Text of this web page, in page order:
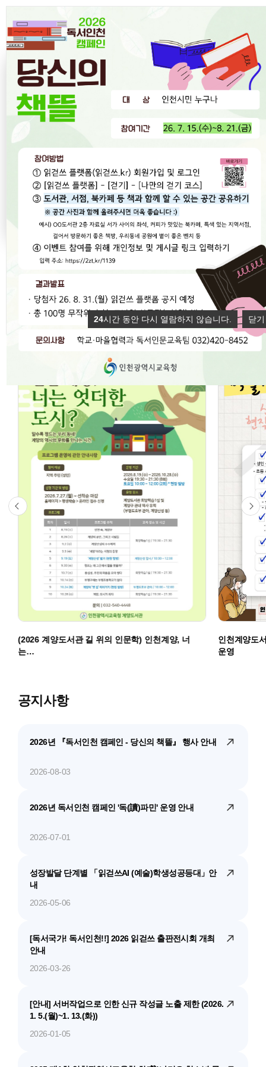
24시간 동안 다시 열람하지 않습니다. 닫기
상상 속 이야기를 그림책으로!
상상이 그림책이 되는 순간!
인공지능(AI)을 통해 나의 다양한 상상을
아이(AI)그림과 함께 그림책으로 펼쳐보아요!
발견의 기쁨을 선물합니다.
오늘은 어디서 읽걷쓰
(2026 계양도서관 길 위의 인문학) 인천계양, 너
는…
인천계양도
운영
공지사항
2026년 『독서인천 캠페인 - 당신의 책뜰』 행사 안내
2026-08-03
2026년 독서인천 캠페인 '독(讀)파민' 운영 안내
2026-07-01
성장발달 단계별 「읽걷쓰AI (예술)학생성공등대」안
내
2026-05-06
[독서국가! 독서인천!!] 2026 읽걷쓰 출판전시회 개최
안내
2026-03-26
[안내] 서버작업으로 인한 신규 작성글 노출 제한 (2026.
1. 5.(월)~1. 13.(화))
2026-01-05